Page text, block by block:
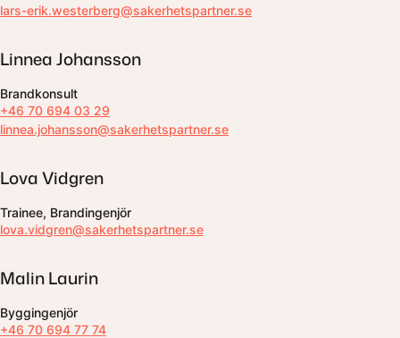
lars-erik.westerberg@sakerhetspartner.se
Linnea Johansson
Brandkonsult
+46 70 694 03 29
linnea.johansson@sakerhetspartner.se
Lova Vidgren
Trainee, Brandingenjör
lova.vidgren@sakerhetspartner.se
Malin Laurin
Byggingenjör
+46 70 694 77 74